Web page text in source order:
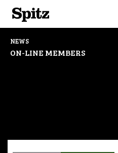
NEWS
ON-LINE MEMBERS